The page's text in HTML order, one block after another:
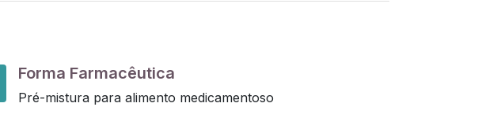
Forma Farmacêutica
Pré-mistura para alimento medicamentoso